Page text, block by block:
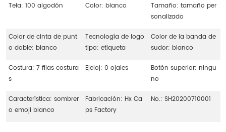
Tela: 100 algodón Color: blanco
Tamaño: tamaño per
sonalizado
Color de cinta de punt
o doble: blanco
Tecnología de logo
tipo: etiqueta
Color de la banda de
sudor: blanco
Costura: 7 filas costura
s
Ejeloj: 0 ojales
Botón superior: ningu
no
Característica: sombrer
o emoji blanco
Fabricación: Hx Ca
ps Factory
No.: SH20200710001